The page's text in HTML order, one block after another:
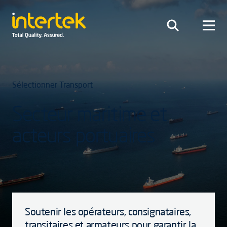
Sélectionner Transport
Secteur maritime et
acteurs portuaires
Soutenir les opérateurs, consignataires,